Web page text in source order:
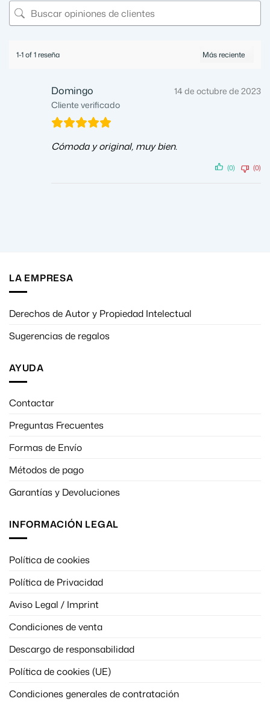
1-1 of 1 reseña
Domingo
Cliente verificado
14 de octubre de 2023
Cómoda y original, muy bien.
(0) (0)
LA EMPRESA
Derechos de Autor y Propiedad Intelectual
Sugerencias de regalos
AYUDA
Contactar
Preguntas Frecuentes
Formas de Envío
Métodos de pago
Garantías y Devoluciones
INFORMACIÓN LEGAL
Política de cookies
Política de Privacidad
Aviso Legal / Imprint
Condiciones de venta
Descargo de responsabilidad
Política de cookies (UE)
Condiciones generales de contratación